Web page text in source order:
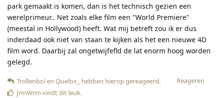
park gemaakt is komen, dan is het technisch gezien een
werelprimeur.. Net zoals elke film een "World Premiere"
(meestal in Hollywood) heeft. Wat mij betreft zou ik er dus
inderdaad ook niet van staan te kijken als het een nieuwe 4D
film word. Daarbij zal ongetwijfefld de lat enorm hoog worden
gelegd.
Reageren
Trollenbolen Quefox_ hebben hierop gereageerd.
JrmWrm vindt dit leuk.